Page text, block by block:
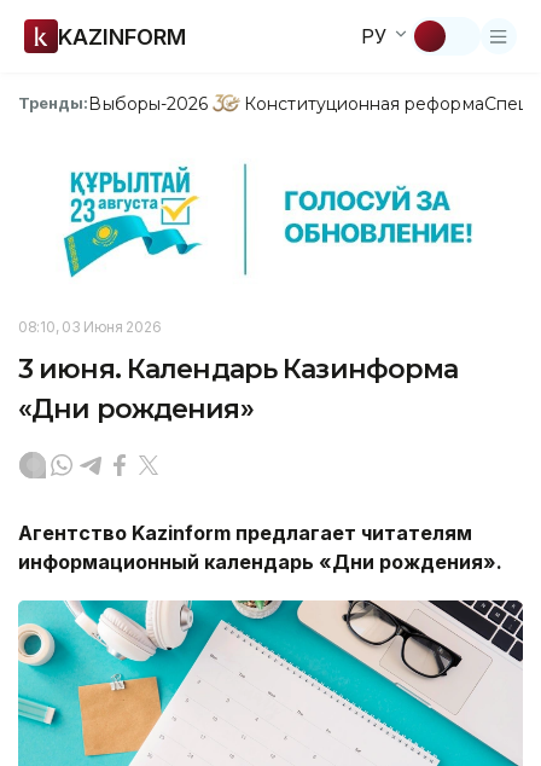
KAZINFORM РУ
Тренды:Выборы-2026 Конституционная реформа
08:10, 03 Июня 2026
3 июня. Календарь Казинформа
«Дни рождения»
Агентство Kazinform предлагает читателям
информационный календарь «Дни рождения».